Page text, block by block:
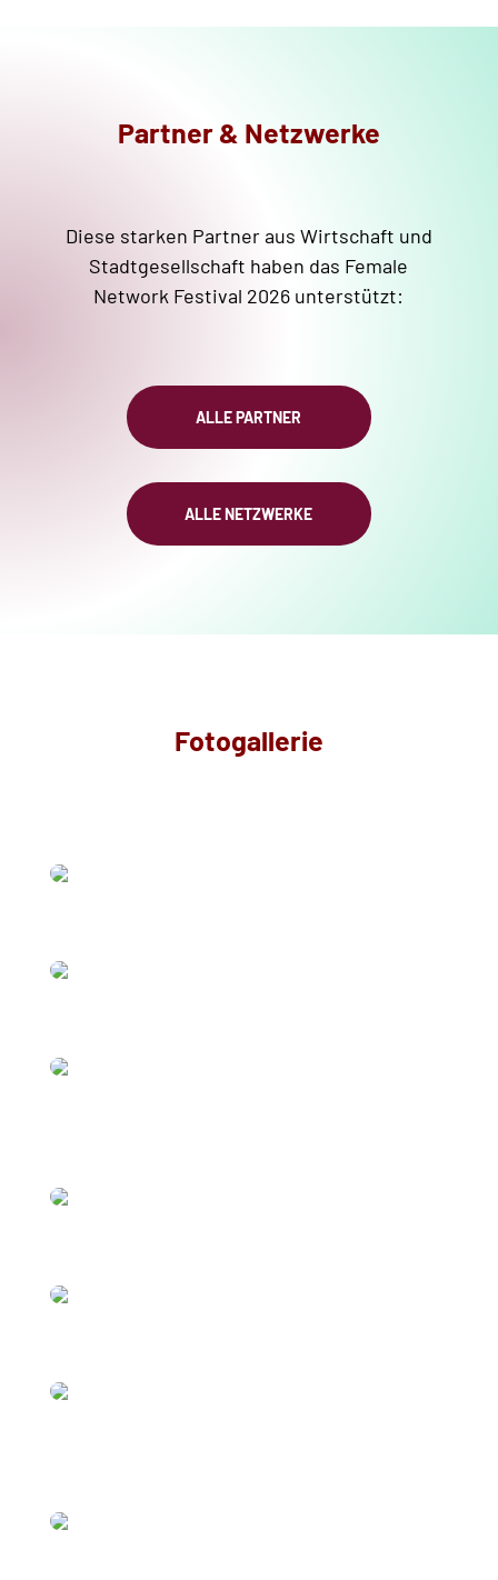
Partner & Netzwerke
Diese starken Partner aus Wirtschaft und
Stadtgesellschaft haben das Female
Network Festival 2026 unterstützt:
ALLE PARTNER
ALLE NETZWERKE
Fotogallerie